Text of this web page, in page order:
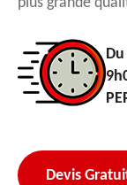
Devis